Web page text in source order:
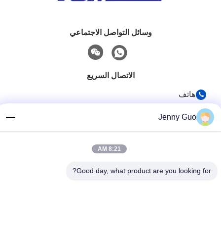
وسائل التواصل الاجتماعي
الاتصال السريع
هاتف
بريد إلكتروني
لا، لا، لا99، بلدة رولين ، مقاطعة جينتان ، مدينة تشانغجو ، مقاطعة
Jenny Guo
8:21 AM
Good day, what product are you looking for?